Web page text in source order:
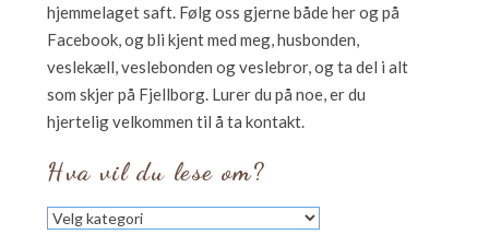
hjemmelaget saft. Følg oss gjerne både her og på
Facebook, og bli kjent med meg, husbonden,
veslekæll, veslebonden og veslebror, og ta del i alt
som skjer på Fjellborg. Lurer du på noe, er du
hjertelig velkommen til å ta kontakt.
Hva vil du lese om?
Hva
vil